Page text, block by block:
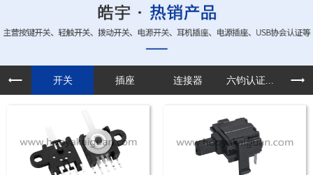
开关 插座 连接器 六钧认证... 定